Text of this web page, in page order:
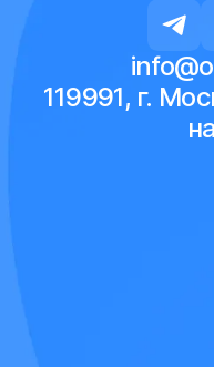
119991, г.